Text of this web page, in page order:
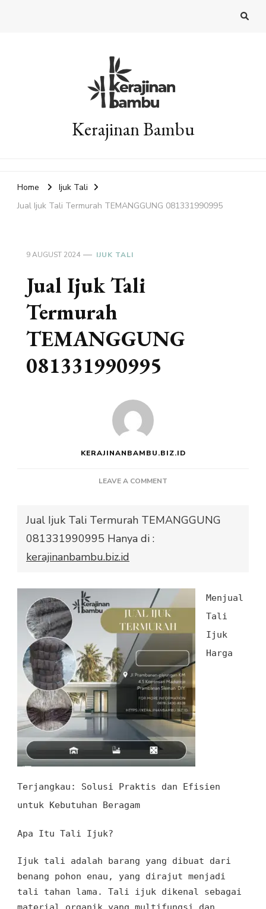
Kerajinan Bambu
Home
Ijuk Tali
Jual Ijuk Tali Termurah TEMANGGUNG 081331990995
9 AUGUST 2024 IJUK TALI
Jual Ijuk Tali
Termurah
TEMANGGUNG
081331990995
KERAJINANBAMBU.BIZ.ID
LEAVE A COMMENT
TALI
Jual Ijuk Tali Termurah TEMANGGUNG
081331990995 Hanya di :
kerajinanbambu.biz.id
Menjual
Tali
Ijuk
Harga
Terjangkau: Solusi Praktis dan Efisien
untuk Kebutuhan Beragam
Apa Itu Tali Ijuk?
Ijuk tali adalah barang yang dibuat dari
benang pohon enau , yang dirajut menjadi
tali tahan lama. Tali ijuk dikenal sebagai